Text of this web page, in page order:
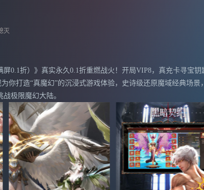
灭
屏0.1折）》真实永久0.1折重燃战火！开局VIP8，真充卡寻宝
你打造“真魔幻”的沉浸式游戏体验，史诗级还原魔域经典场
极限魔幻大陆。